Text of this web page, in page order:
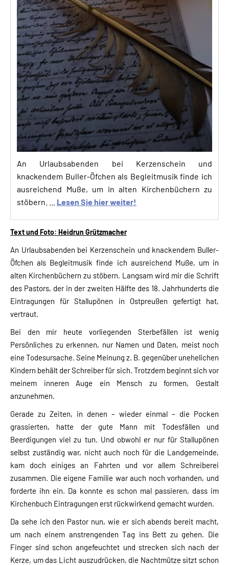
An Urlaubsabenden bei Kerzenschein und
knackendem Buller-Öfchen als Begleitmusik finde ich
ausreichend Muße, um in alten Kirchenbüchern zu
stöbern. ... Lesen Sie hier weiter!
Text und Foto: Heidrun Grützmacher
An Urlaubsabenden bei Kerzenschein und knackendem Buller-
Öfchen als Begleitmusik finde ich ausreichend Muße, um in
alten Kirchenbüchern zu stöbern. Langsam wird mir die Schrift
des Pastors, der in der zweiten Hälfte des 18. Jahrhunderts die
Eintragungen für Stallupönen in Ostpreußen gefertigt hat,
vertraut.
Bei den mir heute vorliegenden Sterbefällen ist wenig
Persönliches zu erkennen, nur Namen und Daten, meist noch
eine Todesursache. Seine Meinung z. B. gegenüber unehelichen
Kindern behält der Schreiber für sich. Trotzdem beginnt sich vor
meinem inneren Auge ein Mensch zu formen, Gestalt
anzunehmen.
Gerade zu Zeiten, in denen – wieder einmal – die Pocken
grassierten, hatte der gute Mann mit Todesfällen und
Beerdigungen viel zu tun. Und obwohl er nur für Stallupönen
selbst zuständig war, nicht auch noch für die Landgemeinde,
kam doch einiges an Fahrten und vor allem Schreiberei
zusammen. Die eigene Familie war auch noch vorhanden, und
forderte ihn ein. Da konnte es schon mal passieren, dass im
Kirchenbuch Eintragungen erst rückwirkend gemacht wurden.
Da sehe ich den Pastor nun, wie er sich abends bereit macht,
um nach einem anstrengenden Tag ins Bett zu gehen. Die
Finger sind schon angefeuchtet und strecken sich nach der
Kerze, um das Licht auszudrücken, die Nachtmütze sitzt schon